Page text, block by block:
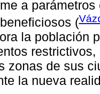
a
(
la población
zonas de sus
la nueva